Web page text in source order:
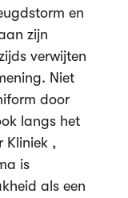
en
zijn
verwijten
Niet
door
langs het
Kliniek ,
is
als een